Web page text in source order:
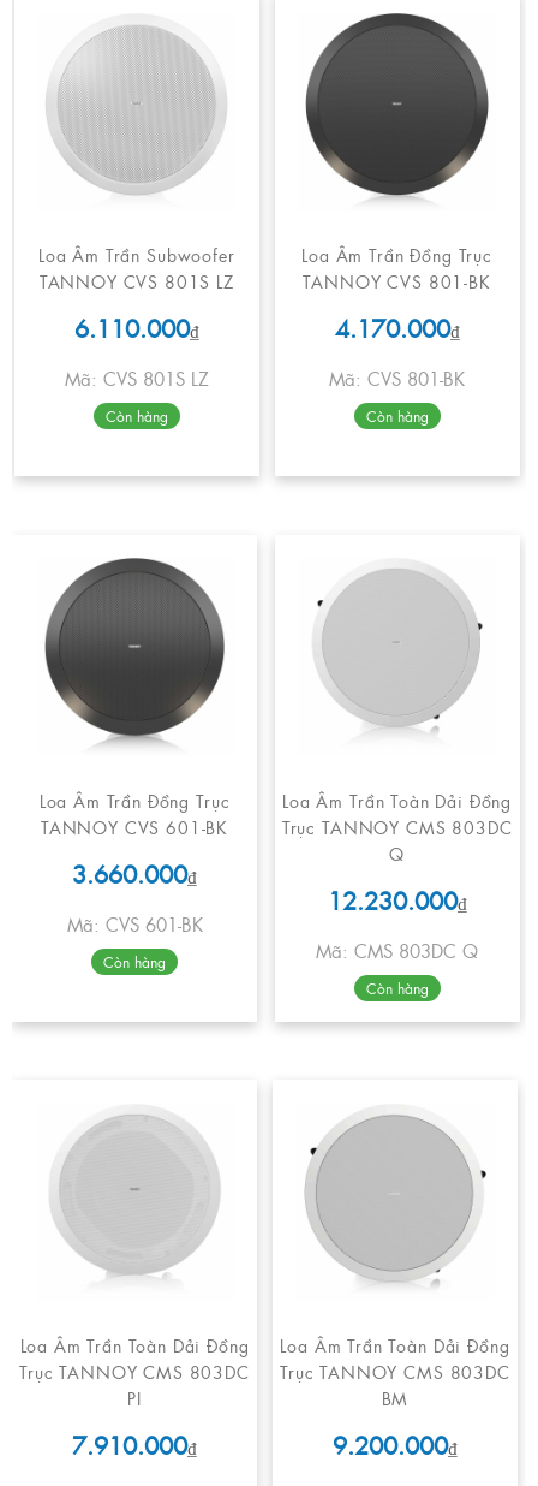
Loa Âm Trần Subwoofer
TANNOY CVS 801S LZ
6.110.000₫
Mã: CVS 801S LZ
Còn hàng
Loa Âm Trần Đồng Trục
TANNOY CVS 801-BK
4.170.000₫
Mã: CVS 801-BK
Còn hàng
Loa Âm Trần Đồng Trục
TANNOY CVS 601-BK
3.660.000₫
Mã: CVS 601-BK
Còn hàng
Loa Âm Trần Toàn Dải Đồng
Trục TANNOY CMS 803DC
Q
12.230.000₫
Mã: CMS 803DC Q
Còn hàng
Loa Âm Trần Toàn Dải Đồng
Trục TANNOY CMS 803DC
PI
7.910.000₫
Loa Âm Trần Toàn Dải Đồng
Trục TANNOY CMS 803DC
BM
9.200.000₫